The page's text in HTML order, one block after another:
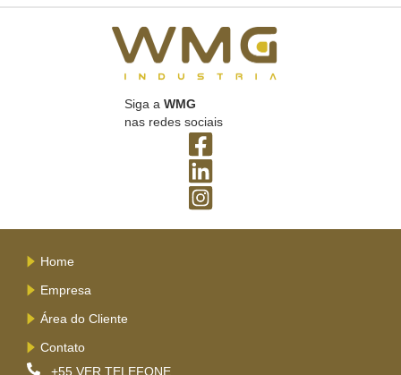
Siga a WMG
nas redes sociais
Home
Empresa
Área do Cliente
Contato
+55 VER TELEFONE